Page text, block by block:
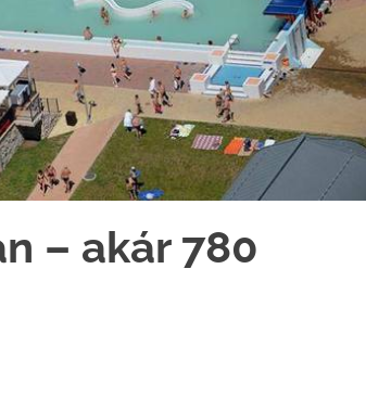
– akár 780